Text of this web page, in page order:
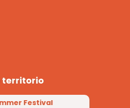
territorio
Festival